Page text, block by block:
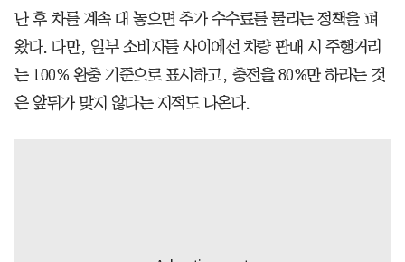
난 후 차를 계속 대 놓으면 추가 수수료를 물리는 정책을 펴
왔다. 다만, 일부 소비자들 사이에선 차량 판매 시 주행거리
는 100% 완충 기준으로 표시하고, 충전을 80%만 하라는 것
은 앞뒤가 맞지 않다는 지적도 나온다.